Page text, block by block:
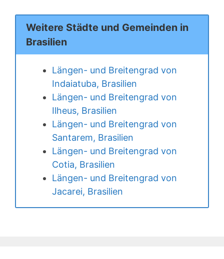
Weitere Städte und Gemeinden in
Brasilien
Längen- und Breitengrad von
Indaiatuba, Brasilien
Längen- und Breitengrad von
Ilheus, Brasilien
Längen- und Breitengrad von
Santarem, Brasilien
Längen- und Breitengrad von
Cotia, Brasilien
Längen- und Breitengrad von
Jacarei, Brasilien